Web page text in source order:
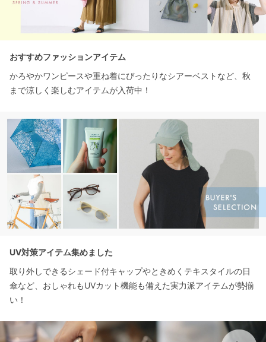
おすすめファッションアイテム
かろやかワンピースや重ね着にぴったりなシアーベストなど、秋
まで涼しく楽しむアイテムが入荷中！
UV対策アイテム集めました
取り外しできるシェード付キャップやときめくテキスタイルの日
傘など、おしゃれもUVカット機能も備えた実力派アイテムが勢揃
い！